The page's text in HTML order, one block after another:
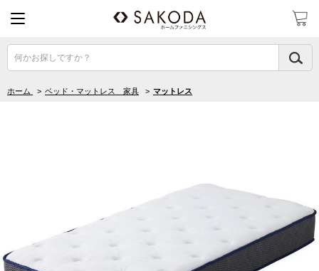
何かお探しですか？
ホーム > ベッド・マットレス 家具 > マットレス